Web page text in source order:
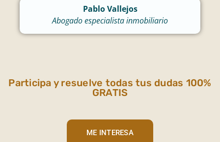
Pablo Vallejos
Abogado especialista inmobiliario
Participa y resuelve todas tus dudas 100%
GRATIS
ME INTERESA